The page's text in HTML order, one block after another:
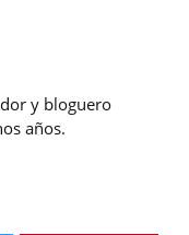
y bloguero
años.